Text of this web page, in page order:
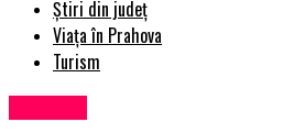
Știri din județ
Viața în Prahova
Turism